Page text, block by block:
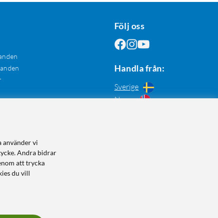
Följ oss
Handla från:
Sverige
Norge
använder vi
Andra bidrar
att trycka
du vill